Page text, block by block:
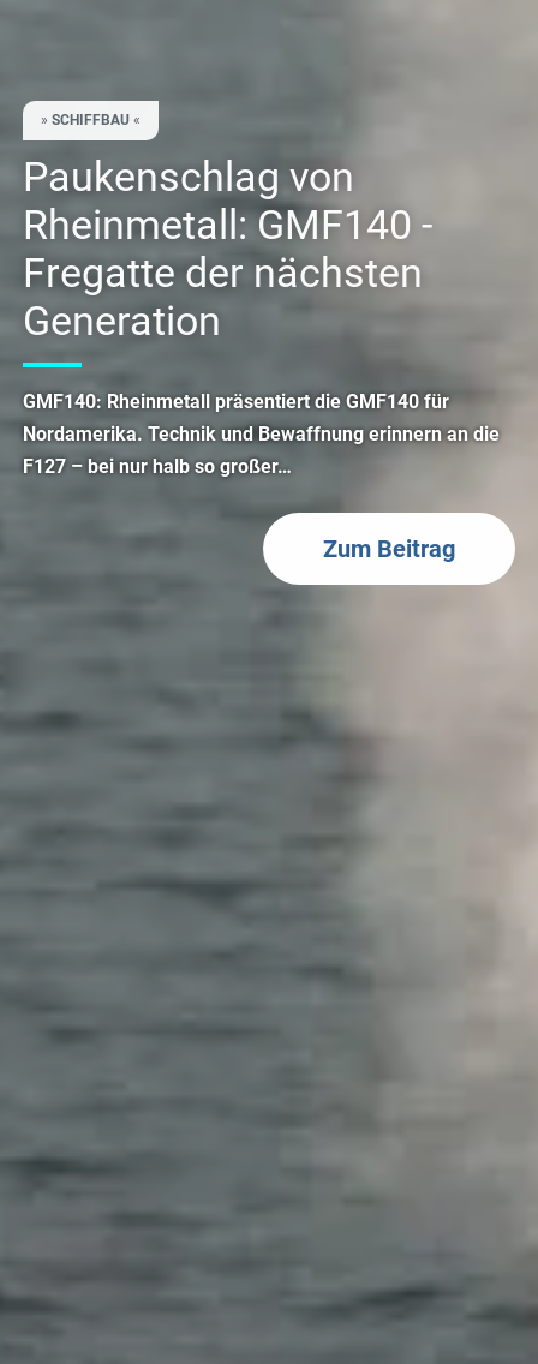
» SCHIFFBAU«
Paukenschlag von
Rheinmetall: GMF140 -
Fregatte der nächsten
Generation
GMF140: Rheinmetall präsentiert die GMF140 für
Nordamerika. Technik und Bewaffnung erinnern an die
F127 – bei nur halb so großer…
Zum Beitrag